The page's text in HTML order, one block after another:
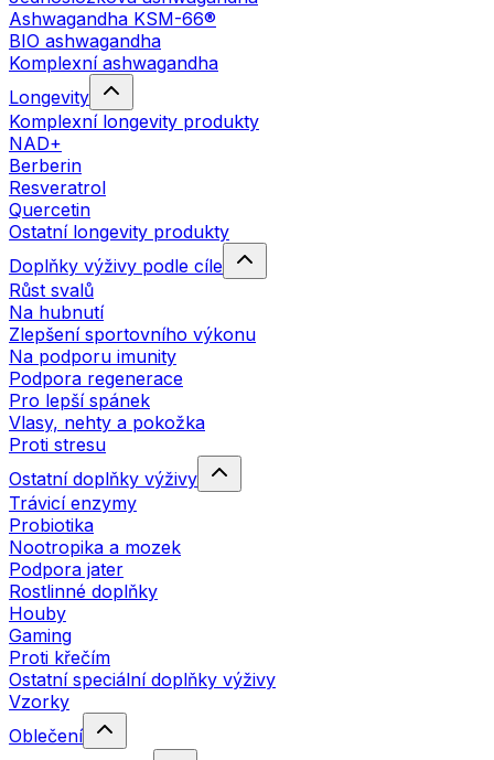
Ashwagandha KSM-66®
BIO ashwagandha
Komplexní ashwagandha
Longevity
Komplexní longevity produkty
NAD+
Berberin
Resveratrol
Quercetin
Ostatní longevity produkty
Doplňky výživy podle cíle
Růst svalů
Na hubnutí
Zlepšení sportovního výkonu
Na podporu imunity
Podpora regenerace
Pro lepší spánek
Vlasy, nehty a pokožka
Proti stresu
Ostatní doplňky výživy
Trávicí enzymy
Probiotika
Nootropika a mozek
Podpora jater
Rostlinné doplňky
Houby
Gaming
Proti křečím
Ostatní speciální doplňky výživy
Vzorky
Oblečení